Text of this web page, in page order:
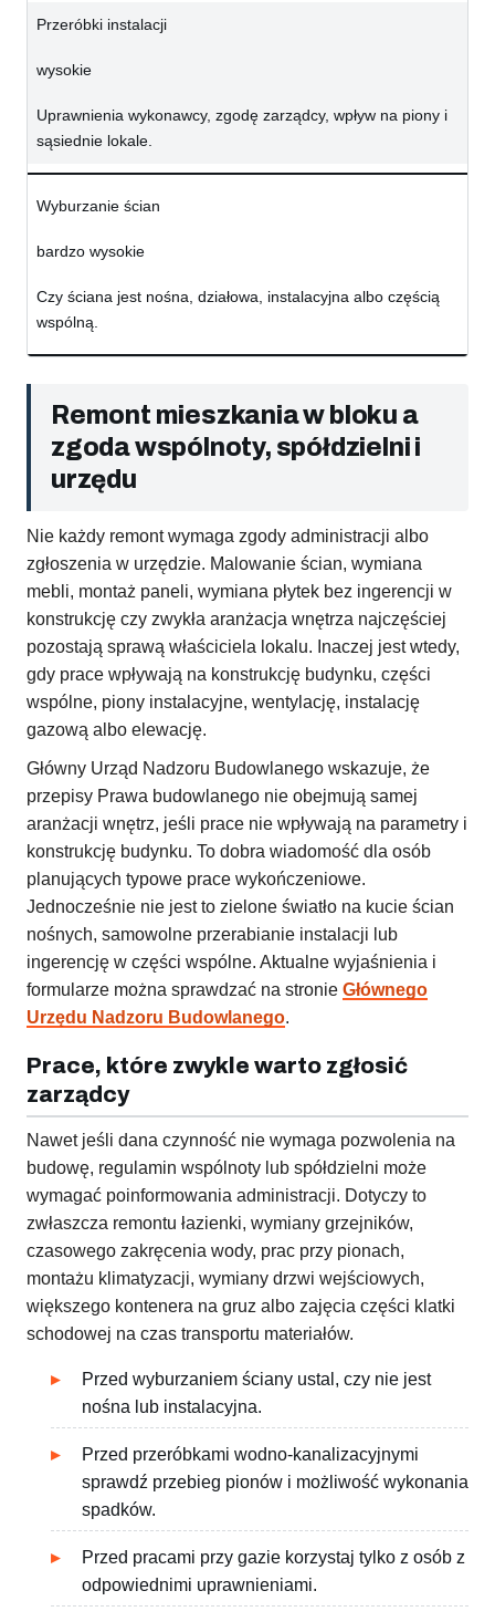
Przeróbki instalacji
wysokie
Uprawnienia wykonawcy, zgodę zarządcy, wpływ na piony i
sąsiednie lokale.
Wyburzanie ścian
bardzo wysokie
Czy ściana jest nośna, działowa, instalacyjna albo częścią
wspólną.
Remont mieszkania w bloku a
zgoda wspólnoty, spółdzielni i
urzędu
Nie każdy remont wymaga zgody administracji albo
zgłoszenia w urzędzie. Malowanie ścian, wymiana
mebli, montaż paneli, wymiana płytek bez ingerencji w
konstrukcję czy zwykła aranżacja wnętrza najczęściej
pozostają sprawą właściciela lokalu. Inaczej jest wtedy,
gdy prace wpływają na konstrukcję budynku, części
wspólne, piony instalacyjne, wentylację, instalację
gazową albo elewację.
Główny Urząd Nadzoru Budowlanego wskazuje, że
przepisy Prawa budowlanego nie obejmują samej
aranżacji wnętrz, jeśli prace nie wpływają na parametry i
konstrukcję budynku. To dobra wiadomość dla osób
planujących typowe prace wykończeniowe.
Jednocześnie nie jest to zielone światło na kucie ścian
nośnych, samowolne przerabianie instalacji lub
ingerencję w części wspólne. Aktualne wyjaśnienia i
formularze można sprawdzać na stronie Głównego
Urzędu Nadzoru Budowlanego.
Prace, które zwykle warto zgłosić
zarządcy
Nawet jeśli dana czynność nie wymaga pozwolenia na
budowę, regulamin wspólnoty lub spółdzielni może
wymagać poinformowania administracji. Dotyczy to
zwłaszcza remontu łazienki, wymiany grzejników,
czasowego zakręcenia wody, prac przy pionach,
montażu klimatyzacji, wymiany drzwi wejściowych,
większego kontenera na gruz albo zajęcia części klatki
schodowej na czas transportu materiałów.
Przed wyburzaniem ściany ustal, czy nie jest
nośna lub instalacyjna.
Przed przeróbkami wodno-kanalizacyjnymi
sprawdź przebieg pionów i możliwość wykonania
spadków.
Przed pracami przy gazie korzystaj tylko z osób z
odpowiednimi uprawnieniami.